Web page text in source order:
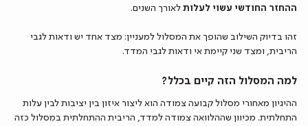
ההחזר החודשי עשוי לעלות לאורך השנים.
זהו בדיוק השילוב שהופך את המסלול למעניין: מצד אחד יש ודאות לגבי
הריבית, ומצד שני קיימת אי ודאות לגבי המדד.
למה המסלול הזה קיים בכלל?
ההיגיון מאחורי מסלול קבועה צמודה הוא ליצור איזון בין יציבות לבין עלות
התחלתית. מכיוון שההלוואה צמודה למדד, הריבית ההתחלתית במסלול כזה